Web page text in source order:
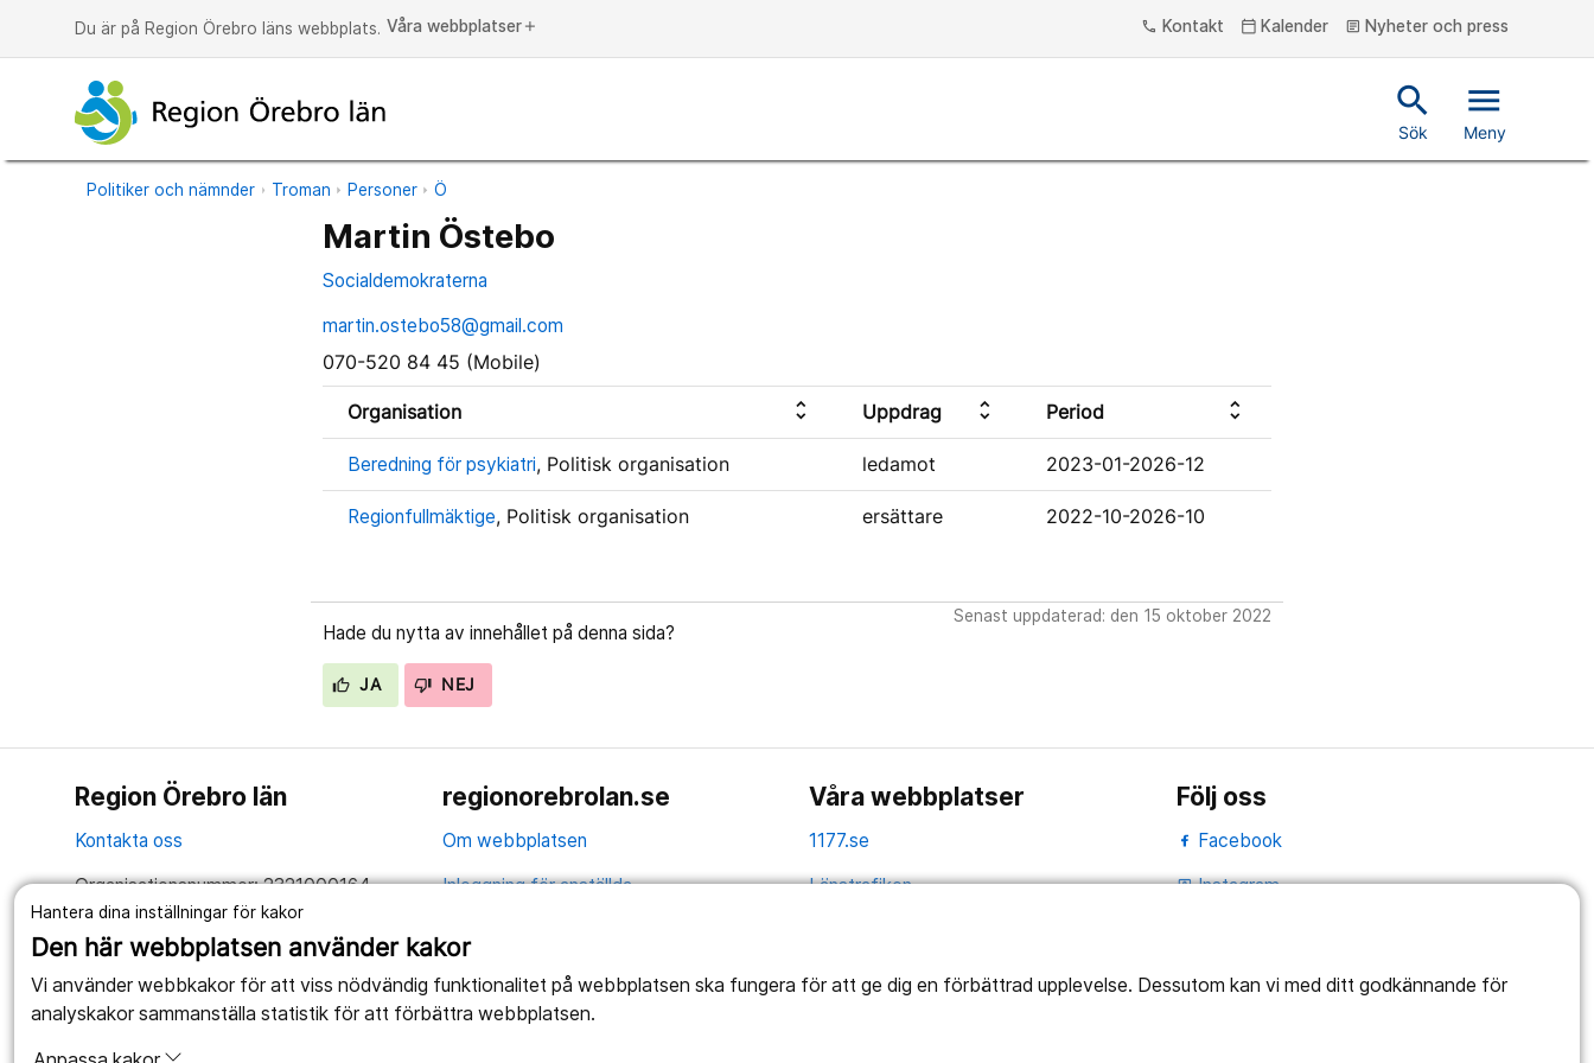
Hantera dina inställningar för kakor
Den här webbplatsen använder kakor
Vi använder webbkakor för att viss nödvändig funktionalitet på webbplatsen ska fungera för att ge dig en förbättrad upplevelse. Dessutom kan vi med ditt godkännande för
analyskakor sammanställa statistik för att förbättra webbplatsen.
Du är på Region Örebro läns webbplats. Våra webbplatser add phone Kontakt calendar_today Kalender article Nyheter och press
search
Sök
menu
Meny
Politiker och nämnder Troman Personer Ö
Martin Östebo
Socialdemokraterna
martin.ostebo58@gmail.com
070-520 84 45 (Mobile)
Organisation unfold_more Uppdrag unfold_more Period unfold_more
Beredning för psykiatri, Politisk organisation ledamot 2023-01-2026-12
Regionfullmäktige, Politisk organisation ersättare 2022-10-2026-10
Hade du nytta av innehållet på denna sida?
JA NEJ
Senast uppdaterad: den 15 oktober 2022
Region Örebro län
Kontakta oss
Organisationsnummer: 2321000164
regionorebrolan.se
Om webbplatsen
Inloggning för anställda
Anslagstavla
Tillgänglighetsredogörelse
Våra webbplatser
1177.se
Länstrafiken
Utveckling
Följ oss
Facebook
portraitInstagram